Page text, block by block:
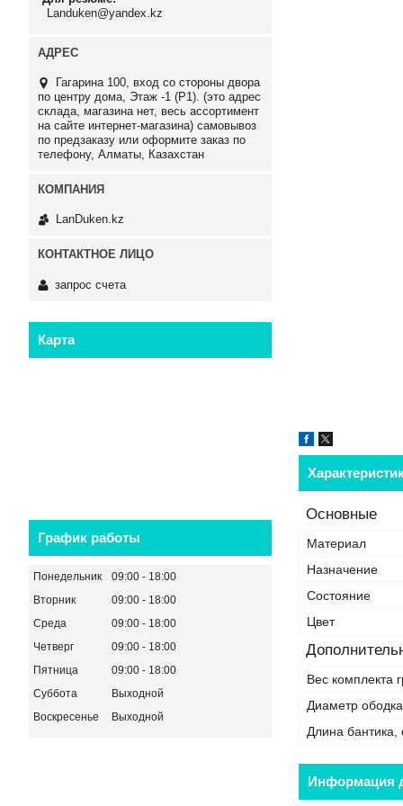
Основные
Материал
Назначение
Состояние
Цвет
Вес комплекта
Диаметр
Длина бантика,
Информация
Landuken@yandex.kz
Гагарина 100, вход со стороны двора
по центру дома, Этаж -1 (P1). (это адрес
склада, магазина нет, весь ассортимент
на сайте интернет-магазина) самовывоз
по предзаказу или оформите заказ по
телефону, Алматы, Казахстан
LanDuken.kz
запрос счета
Карта
График работы
Понедельник 09:00
18:00
Вторник
09:00
18:00
Среда
09:00
18:00
Четверг
09:00
18:00
Пятница
09:00
18:00
Суббота
Выходной
Воскресенье
Выходной